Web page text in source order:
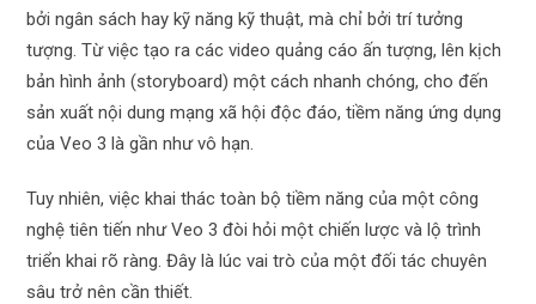
bởi ngân sách hay kỹ năng kỹ thuật, mà chỉ bởi trí tưởng
tượng. Từ việc tạo ra các video quảng cáo ấn tượng, lên kịch
bản hình ảnh (storyboard) một cách nhanh chóng, cho đến
sản xuất nội dung mạng xã hội độc đáo, tiềm năng ứng dụng
của Veo 3 là gần như vô hạn.
Tuy nhiên, việc khai thác toàn bộ tiềm năng của một công
nghệ tiên tiến như Veo 3 đòi hỏi một chiến lược và lộ trình
triển khai rõ ràng. Đây là lúc vai trò của một đối tác chuyên
sâu trở nên cần thiết.